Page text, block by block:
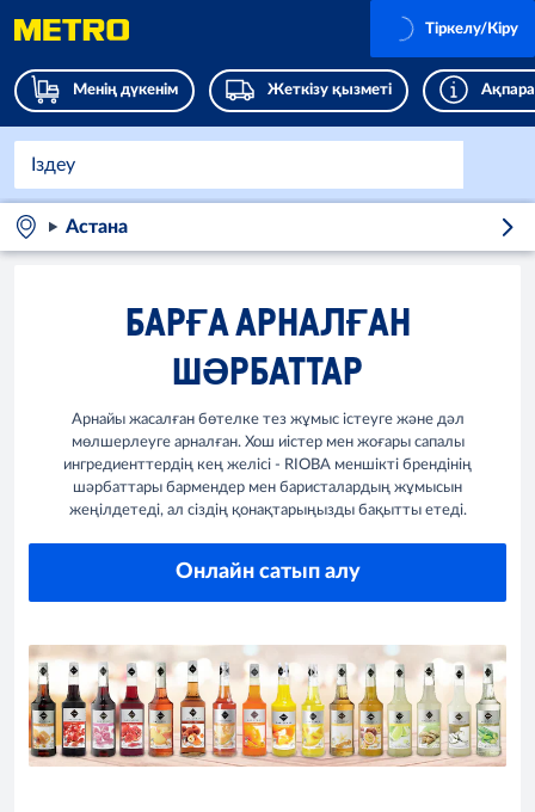
Менің дүкенім Жеткізу қызметі
Тіркелу/Кіру
Астана
БАРҒА АРНАЛҒАН
ШӘРБАТТАР
Арнайы жасалған бөтелке тез жұмыс істеуге және дәл
мөлшерлеуге арналған. Хош иістер мен жоғары сапалы
ингредиенттердің кең желісі - RIOBA меншікті брендінің
шәрбаттары бармендер мен баристалардың жұмысын
жеңілдетеді, ал сіздің қонақтарыңызды бақытты етеді.
Онлайн сатып алу